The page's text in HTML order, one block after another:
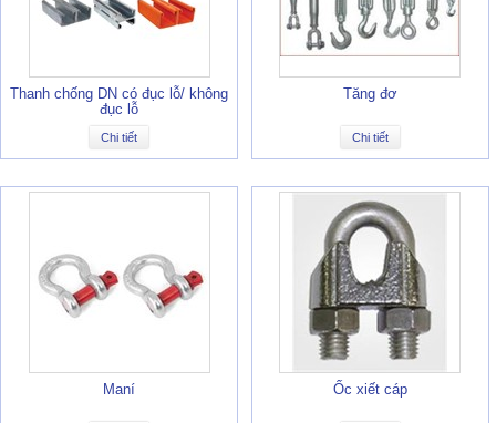
Thanh chống DN có đục lỗ/ không
đục lỗ
Chi tiết
Tăng đơ
Chi tiết
Maní Ốc xiết cáp